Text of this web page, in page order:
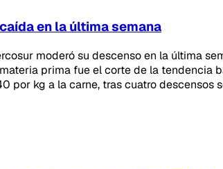
en la última semana
moderó su descenso en la última
prima fue el corte de la tendencia
por kg a la carne, tras cuatro